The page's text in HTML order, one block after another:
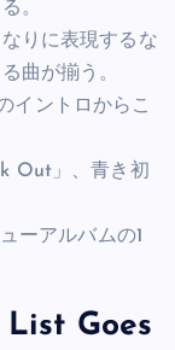
。
りに表現するな
曲が揃う。
イントロからこ
Out」、青き初
ーアルバムの1
List Goes